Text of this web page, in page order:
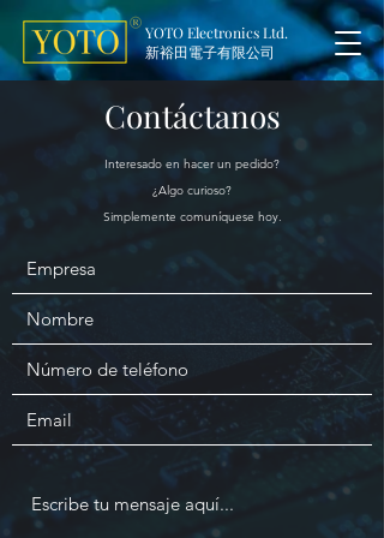
YOTO Electronics Ltd.
新裕田電子有限公司
Contáctanos
Interesado en hacer un pedido?
¿Algo curioso?
Simplemente comuníquese hoy.